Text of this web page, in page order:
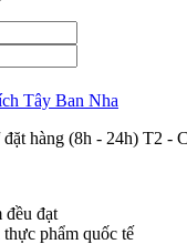
Tây Ban Nha
hàng (8h - 24h) T2 -
đều đạt
phẩm quốc tế